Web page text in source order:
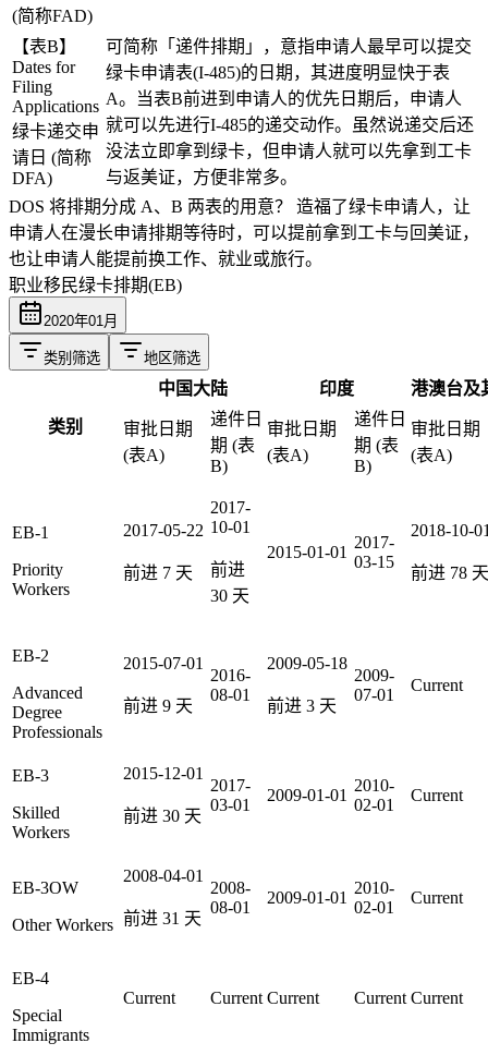
(简称FAD)
【表B】
Dates for
Filing
Applications
绿卡递交申
请日 (简称
DFA)
可简称「递件排期」，意指申请人最早可以提交
绿卡申请表(I-485)的日期，其进度明显快于表
A。当表B前进到申请人的优先日期后，申请人
就可以先进行I-485的递交动作。虽然说递交后还
没法立即拿到绿卡，但申请人就可以先拿到工卡
与返美证，方便非常多。
DOS 将排期分成 A、B 两表的用意？
造福了绿卡申请人，让
申请人在漫长申请排期等待时，可以提前拿到工卡与回美证，
也让申请人能提前换工作、就业或旅行。
职业移民绿卡排期(EB)
2020年01 月
类别筛选 地区筛选
类别
中国大陆 印度 港澳台及
审批日期
(表A)
递件日
期 (表
B)
审批日期
(表A)
递件日
期 (表
B)
审批日期
(表A)
EB-1
Priority
Workers
2017-05-22
前进 7 天
2017-
10-01
前进
30 天
2015-01-01
2017-
03-15
2018-10-
前进 78 天
EB-2
Advanced
Degree
Professionals
2015-07-01
前进 9 天
2016-
08-01
2009-05-18
前进 3 天
2009-
07-01
Current
EB-3
Skilled
Workers
2015-12-01
前进 30 天
2017-
03-01
2009-01-01
2010-
02-01
Current
EB-3OW
Other Workers
2008-04-01
前进 31 天
2008-
08-01
2009-01-01
2010-
02-01
Current
EB-4
Special
Immigrants
Current Current Current Current Current